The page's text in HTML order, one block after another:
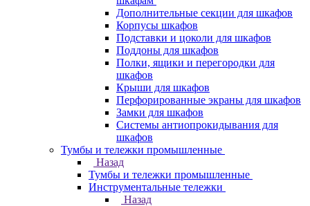
Дополнительные секции для шкафов
Корпусы шкафов
Подставки и цоколи для шкафов
Поддоны для шкафов
Полки, ящики и перегородки для
шкафов
Крыши для шкафов
Перфорированные экраны для шкафов
Замки для шкафов
Системы антиопрокидывания для
шкафов
Тумбы и тележки промышленные
Назад
Тумбы и тележки промышленные
Инструментальные тележки
Назад